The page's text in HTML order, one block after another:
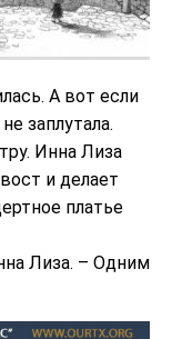
А вот если
заплутала.
Инна Лиза
и делает
платье
Лиза. – Одним